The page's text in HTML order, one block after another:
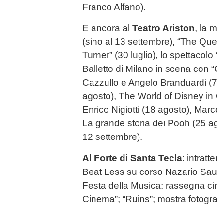
Franco Alfano).
E ancora al Teatro Ariston, la
(sino al 13 settembre), “The
Turner” (30 luglio), lo spettacolo
Balletto di Milano in scena con
Cazzullo e Angelo Branduardi
agosto), The World of Disney in
Enrico Nigiotti (18 agosto),
La grande storia dei Pooh (25
12 settembre).
Al Forte di Santa Tecla:
Beat Less su corso Nazario
Festa della Musica; rassegna
Cinema”; “Ruins”; mostra